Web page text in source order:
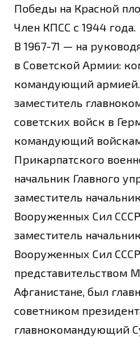
Победы на Красной
Член КПСС с 1944 года.
В 1967-71 — на
в Советской Армии:
командующий армией.
заместитель
советских войск в
командующий
Прикарпатского
начальник Главного
заместитель
Вооруженных Сил
заместитель
Вооруженных Сил
представительством
Афганистане, был
советником
главнокомандующий